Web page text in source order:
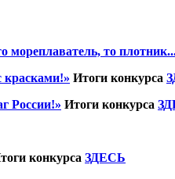
мореплаватель, то
красками!» Итоги конкурса
России!» Итоги конкурса
конкурса ЗДЕСЬ